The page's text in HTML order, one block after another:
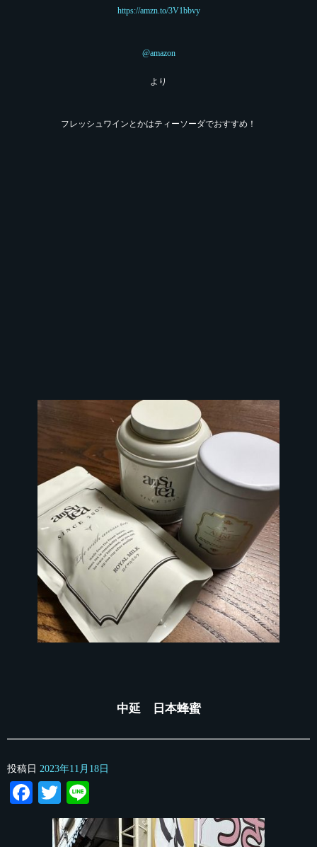
https://amzn.to/3V1bbvy
@amazon
より
フレッシュワインとかはティーソーダでおすすめ！
中延 日本蜂蜜
投稿日 2023年11月18日
Facebook
Twitter